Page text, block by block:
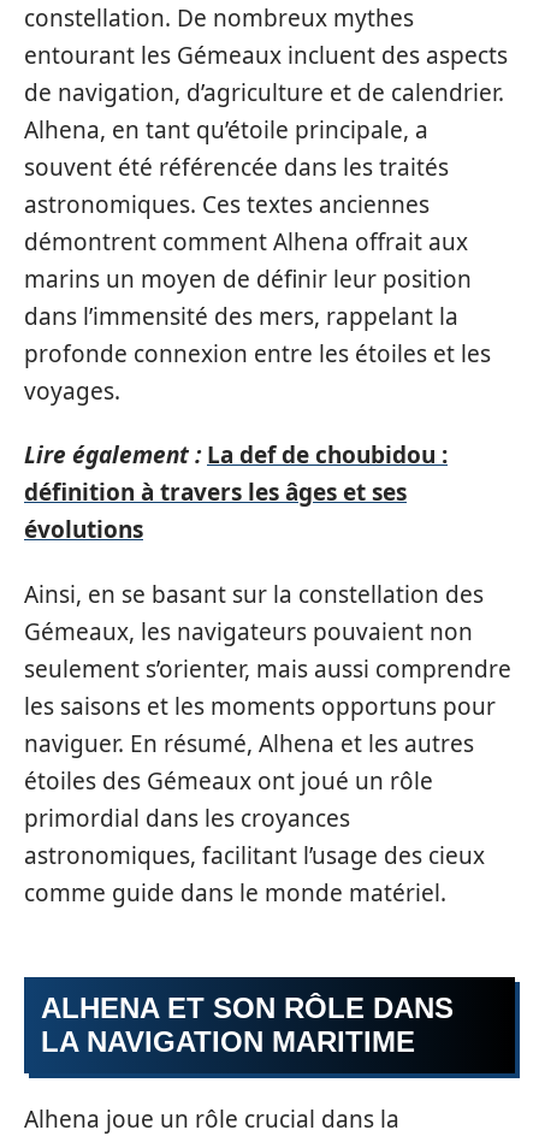
constellation. De nombreux mythes
entourant les Gémeaux incluent des aspects
de navigation, d’agriculture et de calendrier.
Alhena, en tant qu’étoile principale, a
souvent été référencée dans les traités
astronomiques. Ces textes anciennes
démontrent comment Alhena offrait aux
marins un moyen de définir leur position
dans l’immensité des mers, rappelant la
profonde connexion entre les étoiles et les
voyages.
Lire également : La def de choubidou :
définition à travers les âges et ses
évolutions
Ainsi, en se basant sur la constellation des
Gémeaux, les navigateurs pouvaient non
seulement s’orienter, mais aussi comprendre
les saisons et les moments opportuns pour
naviguer. En résumé, Alhena et les autres
étoiles des Gémeaux ont joué un rôle
primordial dans les croyances
astronomiques, facilitant l’usage des cieux
comme guide dans le monde matériel.
ALHENA ET SON RÔLE DANS
LA NAVIGATION MARITIME
Alhena joue un rôle crucial dans la